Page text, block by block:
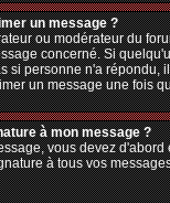
un message ?
ou modérateur du
concerné. Si
si personne n'a
un message une fois
à mon message ?
vous devez
à tous vos